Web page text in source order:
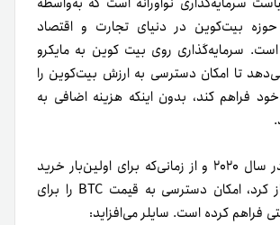
بیت‌کوین در دنیای تجارت و اقتصاد
سرمایه‌گذاری روی بیت کوین به مایکرو
تا امکان دسترسی به ارزش بیت‌کوین را
فراهم کند، بدون اینکه هزینه اضافی به
اولین‌بار خرید
را آغاز کرد، امکان دسترسی به قیمت BTC را برای
فراهم کرده است. سایلر می‌افزاید: